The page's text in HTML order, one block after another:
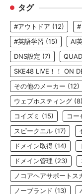
タグ
#アウトドア (12) #
#英語学習 (15) AI
DNS設定 (7)
SKE48 LIVE！！ ON
その他のメーカー (12)
ウェブホスティング (8)
コイズミ (15) コー
スピークエル (17)
ドメイン取得 (14)
ドメイン管理 (23)
ノコアヘアサポートス
ノーブランド (13)